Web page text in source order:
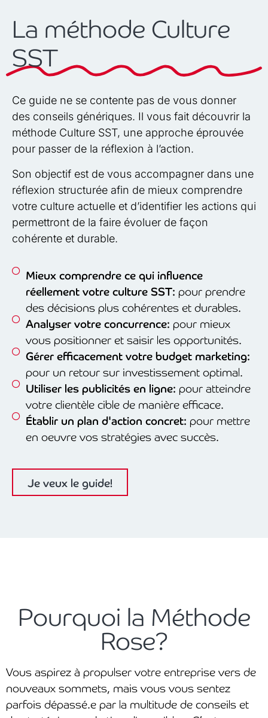
La méthode Culture
SST
Ce guide ne se contente pas de vous donner
des conseils génériques. Il vous fait découvrir la
méthode Culture SST, une approche éprouvée
pour passer de la réflexion à l’action.
Son objectif est de vous accompagner dans une
réflexion structurée afin de mieux comprendre
votre culture actuelle et d’identifier les actions qui
permettront de la faire évoluer de façon
cohérente et durable.
Mieux comprendre ce qui influence
réellement votre culture SST:pour prendre
des décisions plus cohérentes et durables.
Analyser votre concurrence:pour mieux
vous positionner et saisir les opportunités.
Gérer efficacement votre budget marketing:
pour un retour sur investissement optimal.
Utiliser les publicités en ligne:pour atteindre
votre clientèle cible de manière efficace.
Établir un plan d'action concret:pour mettre
en oeuvre vos stratégies avec succès.
Je veux le guide!
Pourquoi la Méthode
Rose?
Vous aspirez à propulser votre entreprise vers de
nouveaux sommets, mais vous vous sentez
parfois dépassé.e par la multitude de conseils et